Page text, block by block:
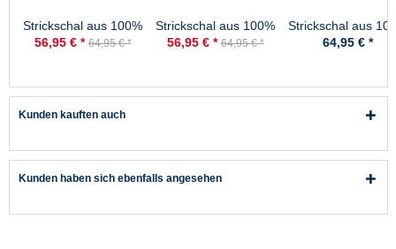
Strickschal aus 100%
Schurwolle - Merino -
56,95 € * 64,95 € *
Strickschal aus 100%
Schurwolle - Merino -
56,95 € * 64,95 € *
Strickschal aus
Schurwolle -
64,95 € *
Kunden kauften auch
Kunden haben sich ebenfalls angesehen